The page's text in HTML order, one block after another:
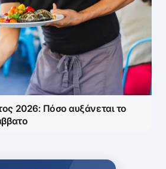
2026: Πόσο αυξάνεται το